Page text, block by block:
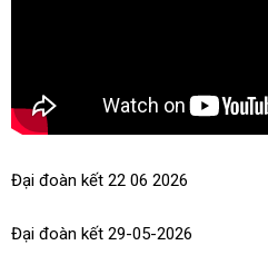
Đại đoàn kết 22 06 2026
Đại đoàn kết 29-05-2026